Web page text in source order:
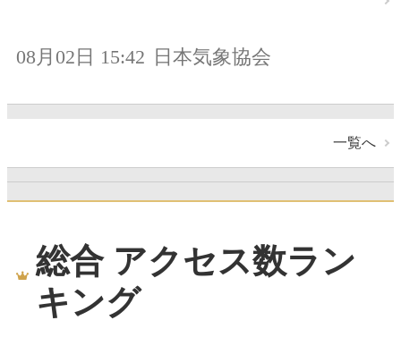
08月02日 15:42 日本気象協会
一覧へ
総合 アクセス数ラン
キング